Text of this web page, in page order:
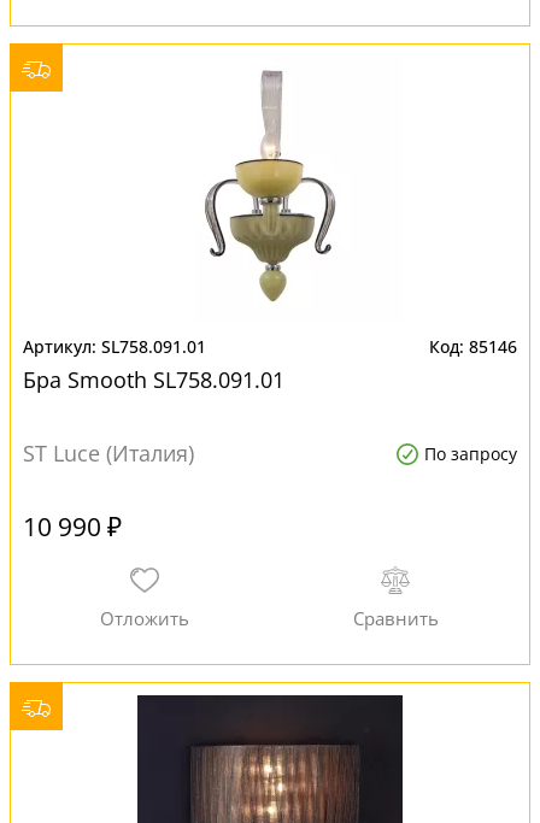
SL758.091.01 85146
Бра Smooth SL758.091.01
ST Luce (Италия) По запросу
10 990 ₽